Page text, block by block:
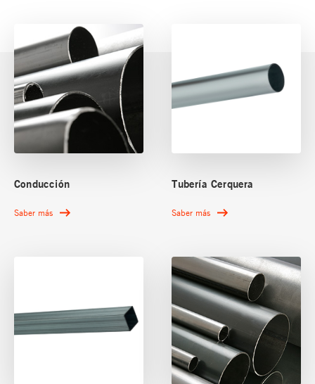
Conducción
Saber más
Tubería Cerquera
Saber más